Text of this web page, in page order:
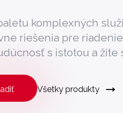
komplexných
riešenia pre riadenie
s istotou a žite
Všetky produkty